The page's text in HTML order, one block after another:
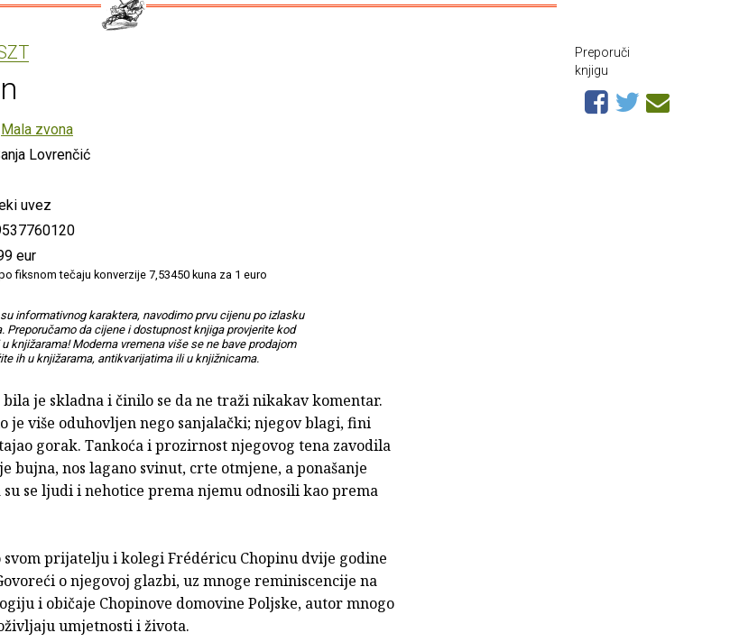
Mala zvona
Lovrenčić
uvez
eur
fiksnom tečaju konverzije 7,53450 kuna za 1 euro
informativnog karaktera, navodimo prvu cijenu po izlasku
Preporučamo da cijene i dostupnost knjiga provjerite kod
knjižarama! Moderna vremena više se ne bave prodajom
ih u knjižarama, antikvarijatima ili u knjižnicama.
bila je skladna i činilo se da ne traži nikakav komentar.
je više oduhovljen nego sanjalački; njegov blagi, fini
gorak. Tankoća i prozirnost njegovog tena zavodila
bujna, nos lagano svinut, crte otmjene, a ponašanje
se ljudi i nehotice prema njemu odnosili kao prema
svom prijatelju i kolegi Frédéricu Chopinu dvije godine
o njegovoj glazbi, uz mnoge reminiscencije na
i običaje Chopinove domovine Poljske, autor mnogo
umjetnosti i života.
Preporuči
knjigu